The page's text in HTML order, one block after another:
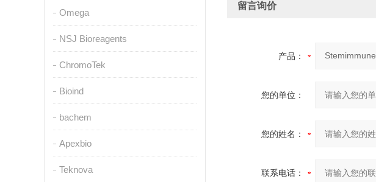
Omega
NSJ Bioreagents
ChromoTek
Bioind
bachem
Apexbio
Teknova
留言询价
产品：
您的单位：
您的姓名：
联系电话：